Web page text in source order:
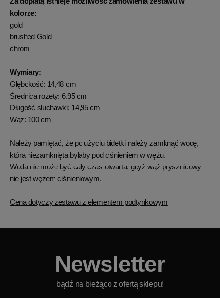
kolorze:
gold
brushed Gold
chrom
Wymiary:
Głębokość: 14,48 cm
Średnica rozety: 6,95 cm
Długość słuchawki: 14,95 cm
Wąż: 100 cm
Należy pamiętać, że po użyciu bidetki należy zamknąć wodę,
która niezamknięta byłaby pod ciśnieniem w wężu.
Woda nie może być cały czas otwarta, gdyż wąż prysznicowy
nie jest wężem ciśnieniowym.
Cena dotyczy zestawu z elementem podtynkowym
Newsletter
bądź na bieżąco z ofertą sklepu!